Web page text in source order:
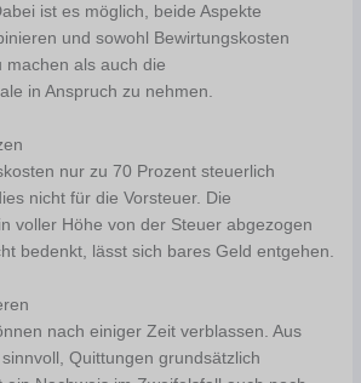
ist es möglich, beide Aspekte
und sowohl Bewirtungskosten
machen als auch die
in Anspruch zu nehmen.
nur zu 70 Prozent steuerlich
nicht für die Vorsteuer. Die
voller Höhe von der Steuer abgezogen
bedenkt, lässt sich bares Geld entgehen.
nach einiger Zeit verblassen. Aus
Quittungen grundsätzlich